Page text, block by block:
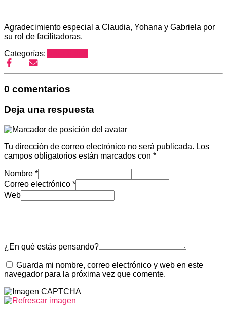
Agradecimiento especial a Claudia, Yohana y Gabriela por
su rol de facilitadoras.
Categorías:
0 comentarios
Deja una respuesta
Tu dirección de correo electrónico no será publicada. Los
campos obligatorios están marcados con *
Nombre *
Correo electrónico *
Web
¿En qué estás pensando?
Guarda mi nombre, correo electrónico y web en este
navegador para la próxima vez que comente.